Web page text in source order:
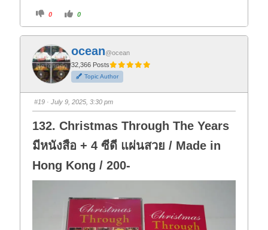
C
i
k
f
o
r
t
h
u
m
b
d
o
n
.
0
C
i
k
o
t
h
u
m
b
u
p
0
ocean@ocean
32,366 Posts
Topic Author
#19 · July 9, 2025, 3:30 pm
132. Christmas Through The Years
มีหนังสือ + 4 ซีดี แผ่นสวย / Made in
Hong Kong / 200-